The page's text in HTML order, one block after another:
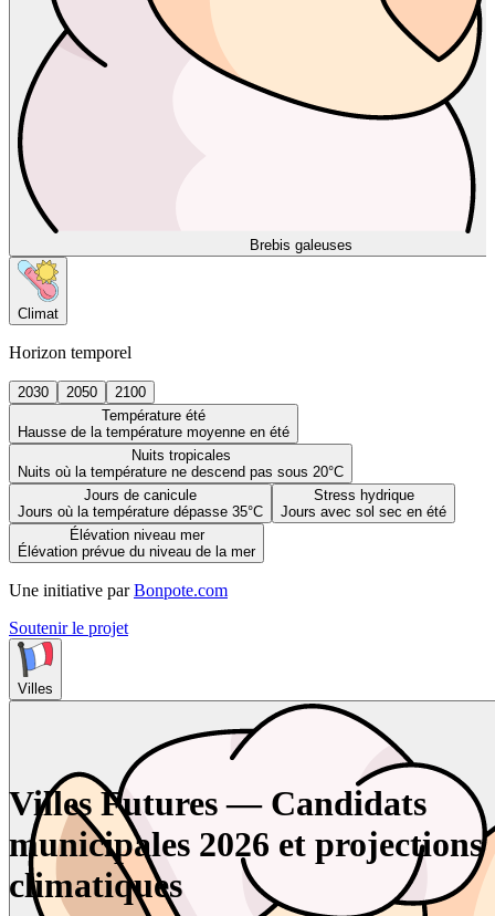
Brebis galeuses
Climat
Horizon temporel
2030 2050
2100
Température été
Hausse de la température moyenne en été
Nuits tropicales
Nuits où la température ne descend pas sous 20°C
Jours de canicule
Jours où la température dépasse 35°C
Stress hydrique
Jours avec sol sec en été
Élévation niveau mer
Élévation prévue du niveau de la mer
Une initiative par Bonpote.com
Soutenir le projet
Villes
Villes Futures — Candidats
municipales 2026 et projections
climatiques